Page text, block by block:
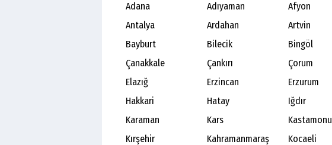
Adana Adıyaman Afyon
Antalya
Ardahan Artvin
Bayburt
Bilecik Bingöl
Çanakkale
Çankırı Çorum
Elazığ
Erzincan Erzurum
Hakkari
Hatay Iğdır
Karaman
Kars Kastamonu
Kırşehir
Kahramanmaraş Kocaeli